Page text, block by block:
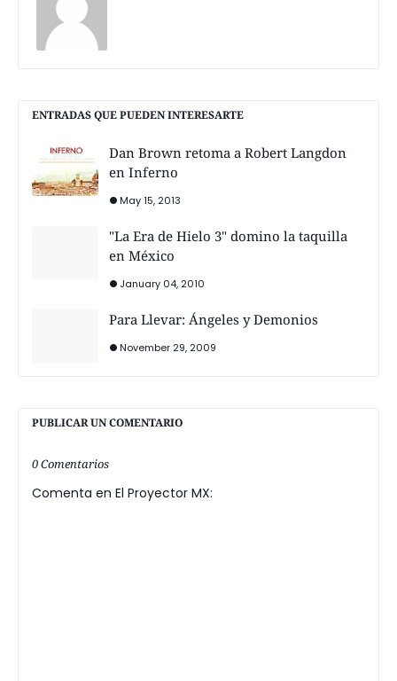
ENTRADAS QUE PUEDEN INTERESARTE
Dan Brown retoma a Robert Langdon
en Inferno
May 15, 2013
"La Era de Hielo 3" domino la taquilla
en México
January 04, 2010
Para Llevar: Ángeles y Demonios
November 29, 2009
PUBLICAR UN COMENTARIO
0 Comentarios
Comenta en El Proyector MX: